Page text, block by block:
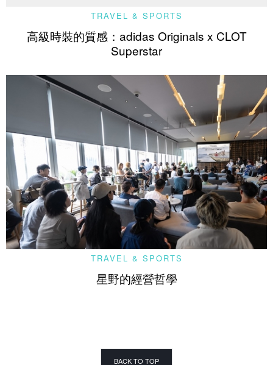
TRAVEL & SPORTS
高級時裝的質感：adidas Originals x CLOT
Superstar
TRAVEL & SPORTS
星野的經營哲學
BACK TO TOP